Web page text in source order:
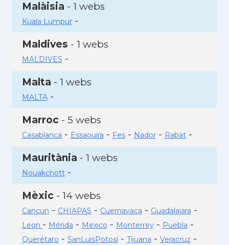
Malàisia - 1 webs
Kuala Lumpur-
Maldives - 1 webs
MALDIVES -
Malta - 1 webs
MALTA-
Marroc - 5 webs
Casablanca - Essaouira - Fes- Nador- Rabat-
Mauritània - 1 webs
Nouakchott-
Mèxic - 14 webs
Cancun - CHIAPAS - Cuernavaca - Guadalajara -
Leon - Mérida - Mexico - Monterrey- Puebla -
Querétaro - SanLuisPotosí- Tijuana - Veracruz -